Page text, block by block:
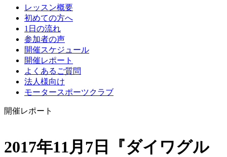
レッスン概要
初めての方へ
1日の流れ
参加者の声
開催スケジュール
開催レポート
よくあるご質問
法人様向け
モータースポーツクラブ
開催レポート
2017年11月7日『ダイワグル